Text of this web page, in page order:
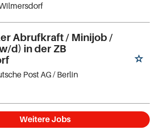
Abrufkraft / Minijob /
d) in der ZB
Post AG/ Berlin
Weitere Jobs